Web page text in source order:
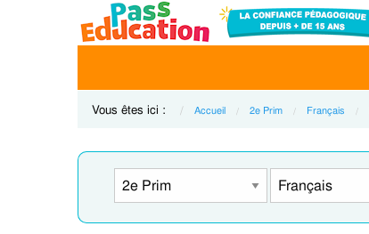
Vous êtes ici : Accueil 2e Prim Français